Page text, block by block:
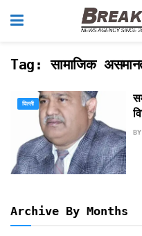
Tag:सामाजिक
दिल्ली
BY
Archive By Months